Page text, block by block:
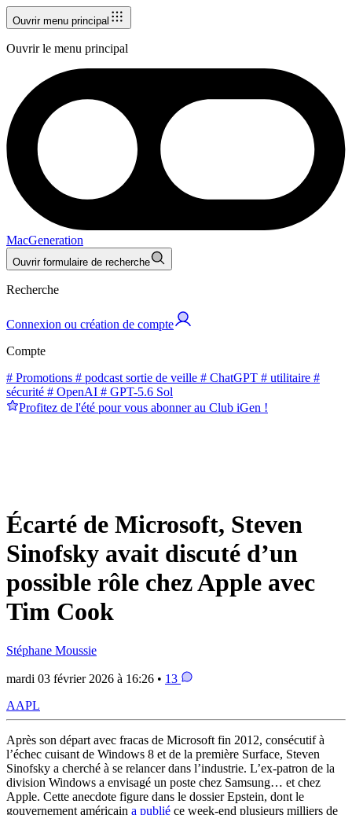
Ouvrir menu principal
Ouvrir le menu principal
MacGeneration
Ouvrir formulaire de recherche
Recherche
Connexion ou création de compte
Compte
# Promotions # podcast sortie de veille # ChatGPT # utilitaire #
sécurité # OpenAI # GPT-5.6 Sol
Profitez de l'été pour vous abonner au Club iGen !
Écarté de Microsoft, Steven
Sinofsky avait discuté d’un
possible rôle chez Apple avec
Tim Cook
Stéphane Moussie
mardi 03 février 2026 à 16:26 • 13
AAPL
Après son départ avec fracas de Microsoft fin 2012, consécutif à
l’échec cuisant de Windows 8 et de la première Surface, Steven
Sinofsky a cherché à se relancer dans l’industrie. L’ex-patron de la
division Windows a envisagé un poste chez Samsung… et chez
Apple. Cette anecdote figure dans le dossier Epstein, dont le
gouvernement américain a publié ce week-end plusieurs milliers de